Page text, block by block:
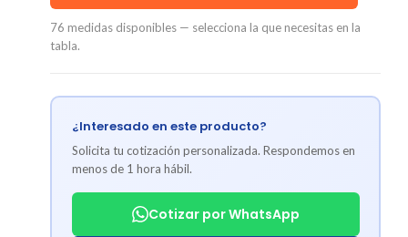
76 medidas disponibles — selecciona la que necesitas en la
tabla.
¿Interesado en este producto?
Solicita tu cotización personalizada. Respondemos en
menos de 1 hora hábil.
Cotizar por WhatsApp